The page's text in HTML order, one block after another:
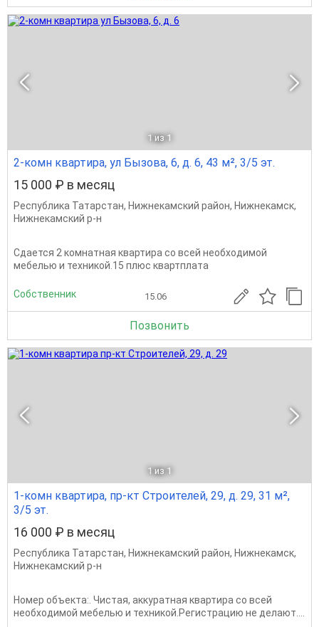
1 из 1
2-комн квартира, ул Бызова, 6, д. 6, 43 м², 3/5 эт.
15 000 ₽ в месяц
Республика Татарстан, Нижнекамский район, Нижнекамск,
Нижнекамский р-н
Сдается 2 комнатная квартира со всей необходимой
мебелью и техникой.15 плюс квартплата
Собственник 15.06
Позвонить
1 из 1
1-комн квартира, пр-кт Строителей, 29, д. 29, 31 м²,
3/5 эт.
16 000 ₽ в месяц
Республика Татарстан, Нижнекамский район, Нижнекамск,
Нижнекамский р-н
Номер объекта:. Чистая, аккуратная квартира со всей
необходимой мебелью и техникой.Регистрацию не делают....